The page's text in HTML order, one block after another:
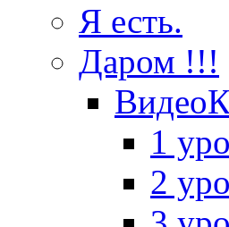
Я есть.
Даром !!!
1
2